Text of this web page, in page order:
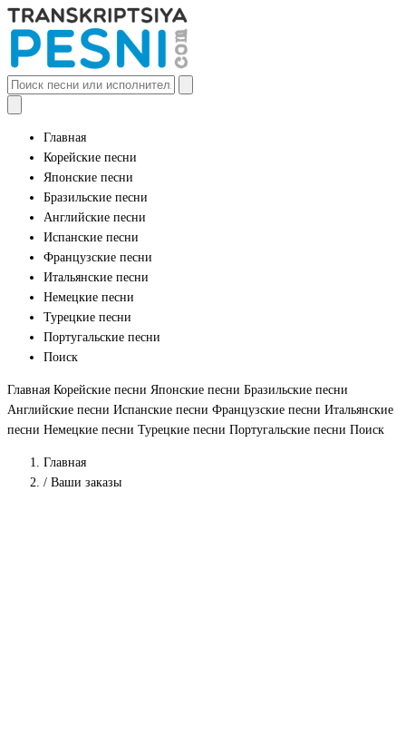
Главная
Корейские песни
Японские песни
Бразильские песни
Английские песни
Испанские песни
Французские песни
Итальянские песни
Немецкие песни
Турецкие песни
Португальские песни
Поиск
Главная Корейские песни Японские песни Бразильские песни
Английские песни Испанские песни Французские песни Итальянские
песни Немецкие песни Турецкие песни Португальские песни Поиск
Главная
/ Ваши заказы